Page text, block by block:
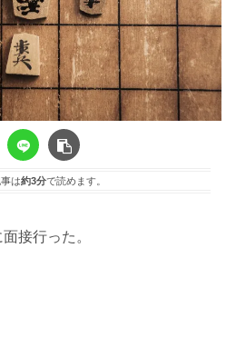
は約3分で読めます。
接行った。